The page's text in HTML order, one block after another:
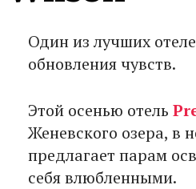
Один из лучших
обновления чувств.
Этой осенью отель
Женевского озера, в
предлагает парам
себя влюбленными.